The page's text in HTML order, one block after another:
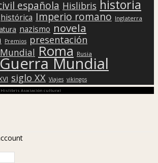
española Hislibris historia
histórica Imperio romano Inglaterra
nazismo novela
Premios presentación
Roma Rusia
Mundial
siglo XX Viajes vikingos
Hislibris Asociación cultural